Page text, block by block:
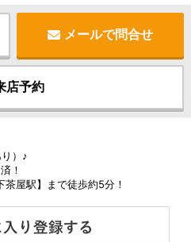
メールで問合せ
店予約
）♪
！
屋駅】まで徒歩約5分！